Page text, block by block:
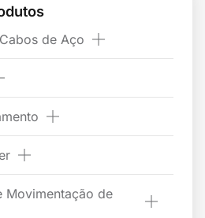
de Aço
Movimentação de